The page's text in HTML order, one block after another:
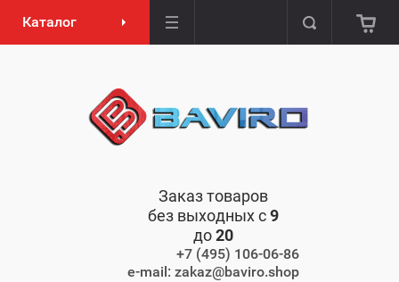
Каталог
Заказ товаров
без выходных с9
до20
+7 (495) 106-06-86
e-mail: zakaz@baviro.shop